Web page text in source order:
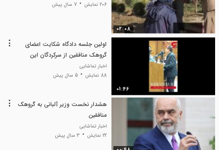
02:08
206 نمایش
7 سال پیش
01:46
اولین جلسه دادگاه شکایت اعضای
گروهک منافقین از سرکردگان این
سازمان تروریستی
اخبار تماشایی
88 نمایش
5 سال پیش
هشدار نخست وزیر آلبانی به گروهک
منافقین
اخبار تماشایی
22 نمایش
3 سال پیش